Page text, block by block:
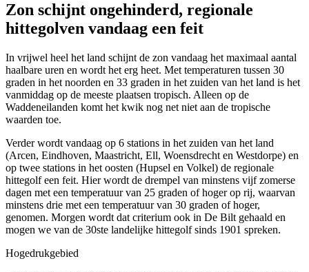
Zon schijnt ongehinderd, regionale
hittegolven vandaag een feit
In vrijwel heel het land schijnt de zon vandaag het maximaal aantal
haalbare uren en wordt het erg heet. Met temperaturen tussen 30
graden in het noorden en 33 graden in het zuiden van het land is het
vanmiddag op de meeste plaatsen tropisch. Alleen op de
Waddeneilanden komt het kwik nog net niet aan de tropische
waarden toe.
Verder wordt vandaag op 6 stations in het zuiden van het land
(Arcen, Eindhoven, Maastricht, Ell, Woensdrecht en Westdorpe) en
op twee stations in het oosten (Hupsel en Volkel) de regionale
hittegolf een feit. Hier wordt de drempel van minstens vijf zomerse
dagen met een temperatuur van 25 graden of hoger op rij, waarvan
minstens drie met een temperatuur van 30 graden of hoger,
genomen. Morgen wordt dat criterium ook in De Bilt gehaald en
mogen we van de 30ste landelijke hittegolf sinds 1901 spreken.
Hogedrukgebied